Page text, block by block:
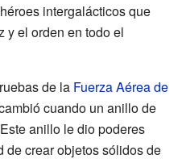
intergalácticos que
y el orden en todo el
de la Fuerza Aérea de
cuando un anillo de
anillo le dio poderes
de crear objetos sólidos de